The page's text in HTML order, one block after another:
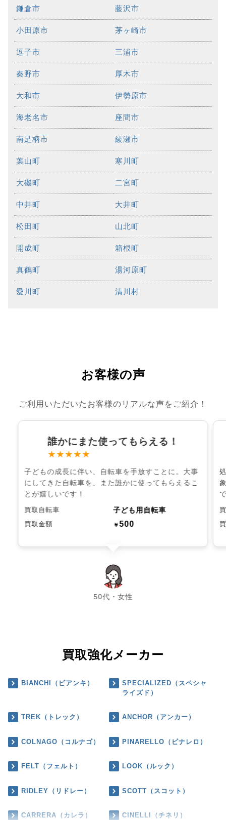
鎌倉市 藤沢市
小田原市 茅ヶ崎市
逗子市 三浦市
秦野市 厚木市
大和市 伊勢原市
海老名市 座間市
南足柄市 綾瀬市
葉山町 寒川町
大磯町 二宮町
中井町 大井町
松田町 山北町
開成町 箱根町
真鶴町 湯河原町
愛川町 清川村
お客様の声
ご利用いただいたお客様のリアルな声をご紹介！
誰かにまた使ってもらえる！
★★★★★
子どもの成長に伴い、自転車を手放すことに。大事
にしてきた自転車を、また誰かに使ってもらえるこ
とが嬉しいです！
買取自転車 子ども用自転車
買取金額 ￥500
50代・女性
chevron_left chevron_right
買取強化メーカー
BIANCHI（ビアンキ）
SPECIALIZED（スペシャ
ライズド）
TREK（トレック） ANCHOR（アンカー）
COLNAGO（コルナゴ） PINARELLO（ピナレロ）
FELT（フェルト） LOOK（ルック）
RIDLEY（リドレー） SCOTT（スコット）
CARRERA（カレラ） CINELLI（チネリ）